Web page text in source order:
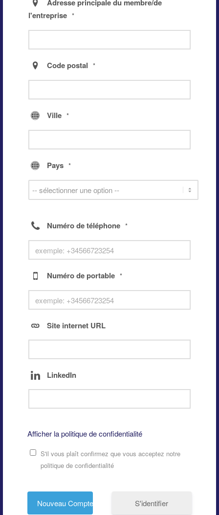
Adresse principale du membre/de
l'entreprise *
Code postal *
Ville *
Pays *
Numéro de téléphone *
Numéro de portable *
Site internet URL
LinkedIn
Afficher la politique de confidentialité
S'il vous plaît confirmez que vous acceptez notre
politique de confidentialité
S'identifier